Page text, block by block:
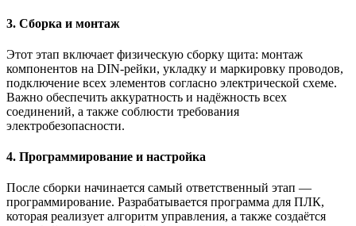
3. Сборка и монтаж
Этот этап включает физическую сборку щита: монтаж
компонентов на DIN-рейки, укладку и маркировку проводов,
подключение всех элементов согласно электрической схеме.
Важно обеспечить аккуратность и надёжность всех
соединений, а также соблюсти требования
электробезопасности.
4. Программирование и настройка
После сборки начинается самый ответственный этап —
программирование. Разрабатывается программа для ПЛК,
которая реализует алгоритм управления, а также создаётся